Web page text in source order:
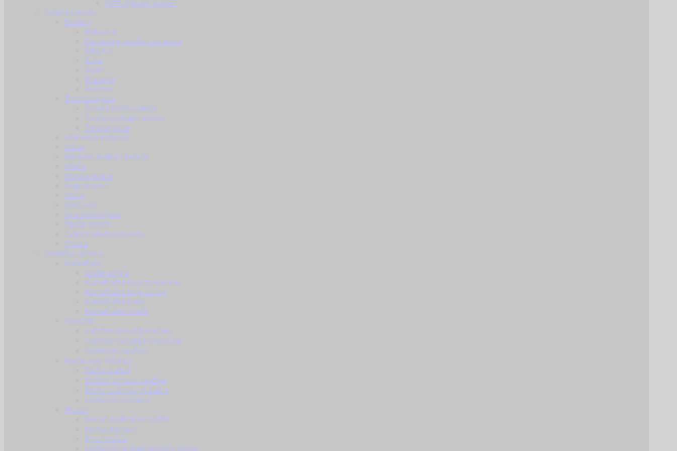
HPA dijelovi i dodaci
Odjeća i obuća
Dodaci
Rukavice
Fantomke, maske i ovratnici
Šilterice
Kape
Šeširi
Marame
Beretke
Ženska odjeća
Ženske hlače i suknje
Ženske košulje i majice
Ženske jakne
Uniforma komplet
Jakne
Borbene majice i košulje
Hlače
Kratke majice
Duge majice
Veste
Donji veš
Sportska odjeća
Dječja odjeća
Odjeća i dodaci za kišu
Obuća
Taktička oprema
Kamuflaža
Ghille odijela
Kamuflažna boja za opremu
Kamuflažne boje za lice
Kamuflažne trake
Kamuflažne mreže
Naočale
Zaštitne (airsoft) naočale
Zaštitne (balističke) naočale
Dodaci za naočale
Radio veza i dodaci
Radio uređaji
Dodaci za radio uređaje
Radio i zaštitne slušalice
Dodaci za slušalice
Prsluci
Nosači balističke zaštite
Borbeni prsluci
Prsni prsluci
Dodaci za prsluke i nosače ploča